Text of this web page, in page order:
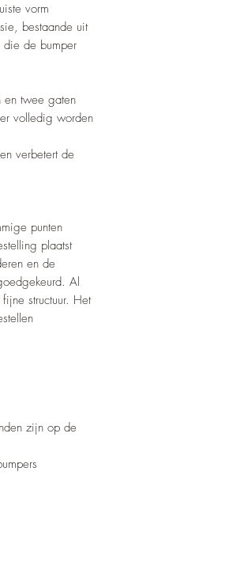
vorm
bestaande uit
die de bumper
en twee gaten
volledig worden
verbetert de
punten
plaatst
en de
Al
structuur. Het
zijn op de